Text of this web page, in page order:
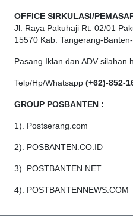
OFFICE SIRKULASI/
Jl. Raya Pakuhaji Rt. 02/01
15570 Kab. Tangerang-
Pasang Iklan dan ADV silahan
Telp/Hp/Whatsapp (+62)-852-
GROUP POSBANTEN :
1). Postserang.com
2). POSBANTEN.CO.ID
3). POSTBANTEN.NET
4). POSTBANTENNEWS.COM